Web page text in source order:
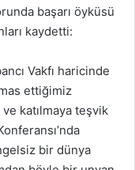
başarı öyküsü
kaydetti:
Vakfı haricinde
ettiğimiz
katılmaya teşvik
bir dünya